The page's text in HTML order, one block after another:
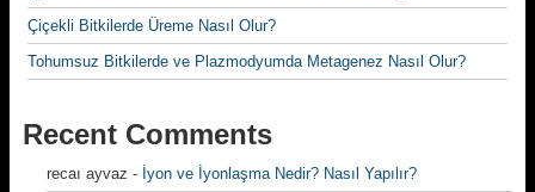
Çiçekli Bitkilerde Üreme Nasıl Olur?
Tohumsuz Bitkilerde ve Plazmodyumda Metagenez Nasıl Olur?
Recent Comments
recaı ayvaz - İyon ve İyonlaşma Nedir? Nasıl Yapılır?